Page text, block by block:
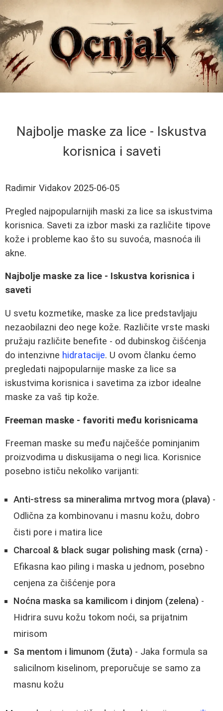
Najbolje maske za lice - Iskustva
korisnica i saveti
Radimir Vidakov 2025-06-05
Pregled najpopularnijih maski za lice sa iskustvima
korisnica. Saveti za izbor maski za različite tipove
kože i probleme kao što su suvoća, masnoća ili
akne.
Najbolje maske za lice - Iskustva korisnica i
saveti
U svetu kozmetike, maske za lice predstavljaju
nezaobilazni deo nege kože. Različite vrste maski
pružaju različite benefite - od dubinskog čišćenja
do intenzivne hidratacije. U ovom članku ćemo
pregledati najpopularnije maske za lice sa
iskustvima korisnica i savetima za izbor idealne
maske za vaš tip kože.
Freeman maske - favoriti među korisnicama
Freeman maske su među najčešće pominjanim
proizvodima u diskusijama o negi lica. Korisnice
posebno ističu nekoliko varijanti:
Anti-stress sa mineralima mrtvog mora (plava) -
Odlična za kombinovanu i masnu kožu, dobro
čisti pore i matira lice
Charcoal & black sugar polishing mask (crna) -
Efikasna kao piling i maska u jednom, posebno
cenjena za čišćenje pora
Noćna maska sa kamilicom i dinjom (zelena) -
Hidrira suvu kožu tokom noći, sa prijatnim
mirisom
Sa mentom i limunom (žuta) - Jaka formula sa
salicilnom kiselinom, preporučuje se samo za
masnu kožu